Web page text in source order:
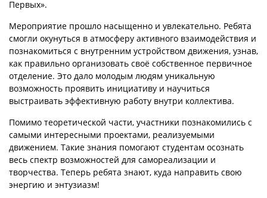
Первых».
Мероприятие прошло насыщенно и увлекательно. Ребята
смогли окунуться в атмосферу активного взаимодействия и
познакомиться с внутренним устройством движения, узнав,
как правильно организовать своё собственное первичное
отделение. Это дало молодым людям уникальную
возможность проявить инициативу и научиться
выстраивать эффективную работу внутри коллектива.
Помимо теоретической части, участники познакомились с
самыми интересными проектами, реализуемыми
движением. Такие знания помогают студентам осознать
весь спектр возможностей для самореализации и
творчества. Теперь ребята знают, куда направить свою
энергию и энтузиазм!